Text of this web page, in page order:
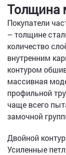
Толщина
Покупатели
– толщине
количество
внутренним
контуром
массивная
профильной
чаще всего
замочной
Двойной
Усиленные